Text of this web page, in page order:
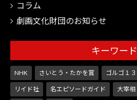
コラム
劇画文化財団のお知らせ
キーワード
NHK さいとう・たかを賞 ゴルゴ１３
リイド社 名エピソードガイド 大宰相